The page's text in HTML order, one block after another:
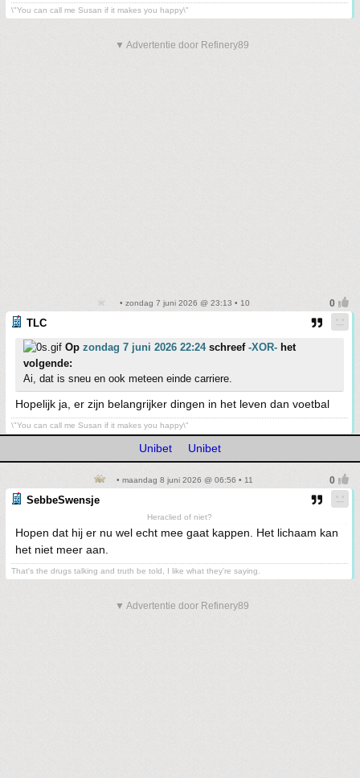
\"You can call me Susan if it makes you happy\"
▼ Advertentie door Refinery89
• zondag 7 juni 2026 @ 23:13 • 10
TLC
Op zondag 7 juni 2026 22:24schreef -XOR- het
volgende:
Ai, dat is sneu en ook meteen einde carriere.
Hopelijk ja, er zijn belangrijker dingen in het leven dan voetbal
\"You can call me Susan if it makes you happy\"
Unibet Unibet
• maandag 8 juni 2026 @ 06:56 • 11
SebbeSwensje
Heraclied of niet?
Hopen dat hij er nu wel echt mee gaat kappen. Het lichaam kan
het niet meer aan.
That's the drugs talking and truth be told, I like what they're saying.
▼ Advertentie door Refinery89